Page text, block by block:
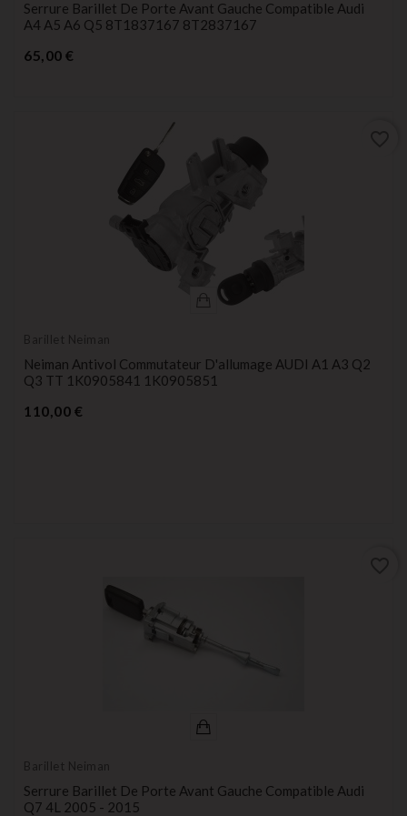
Serrure Barillet De Porte Avant Gauche Compatible Audi
A4 A5 A6 Q5 8T1837167 8T2837167
65,00 €
Barillet Neiman
Neiman Antivol Commutateur D'allumage AUDI A1 A3 Q2
Q3 TT 1K0905841 1K0905851
110,00 €
Barillet Neiman
Serrure Barillet De Porte Avant Gauche Compatible Audi
Q7 4L 2005 - 2015